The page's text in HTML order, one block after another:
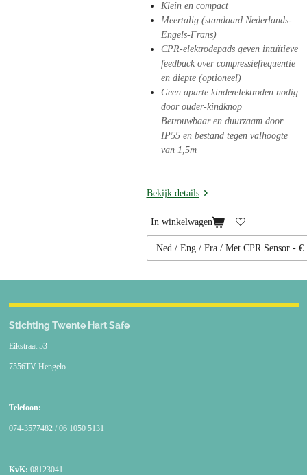
Klein en compact
Meertalig (standaard Nederlands-
Engels-Frans)
CPR-elektrodepads geven intuïtieve
feedback over compressiefrequentie
en diepte (optioneel)
Geen aparte kinderelektroden nodig
door ouder-kindknop
Betrouwbaar en duurzaam door
IP55 en bestand tegen valhoogte
van 1,5m
Bekijk details
In winkelwagen
Stichting Twente Hart Safe
Eikstraat 53
7556TV Hengelo
Telefoon:
074-3577482 / 06 1050 5131
KvK: 08123041